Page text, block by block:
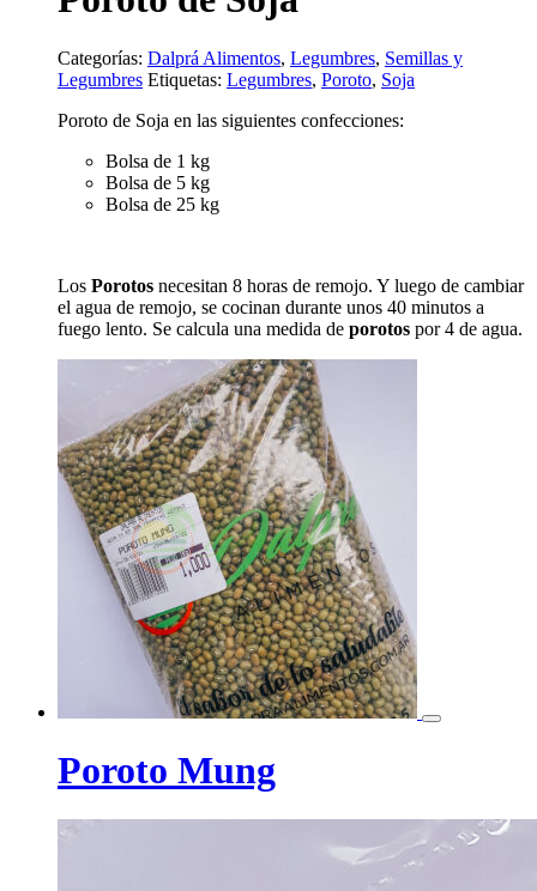
Categorías: Dalprá Alimentos, Legumbres, Semillas y
Legumbres Etiquetas: Legumbres, Poroto, Soja
Poroto de Soja en las siguientes confecciones:
Bolsa de 1 kg
Bolsa de 5 kg
Bolsa de 25 kg
Los Porotos necesitan 8 horas de remojo. Y luego de cambiar
el agua de remojo, se cocinan durante unos 40 minutos a
fuego lento. Se calcula una medida de porotos por 4 de agua.
Poroto Mung